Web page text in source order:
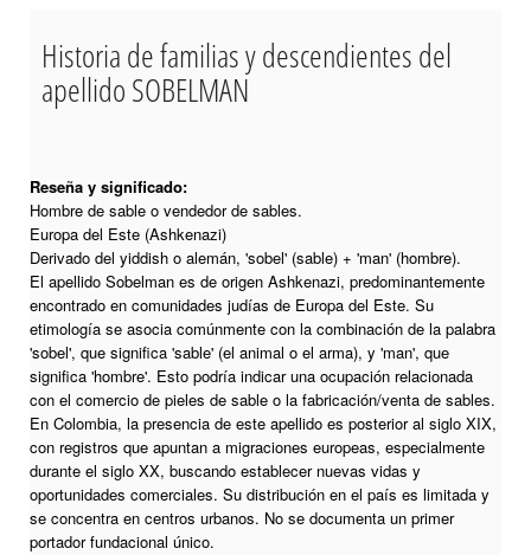
Historia de familias y descendientes del
apellido SOBELMAN
Reseña y significado:
Hombre de sable o vendedor de sables.
Europa del Este (Ashkenazi)
Derivado del yiddish o alemán, 'sobel' (sable) + 'man' (hombre).
El apellido Sobelman es de origen Ashkenazi, predominantemente
encontrado en comunidades judías de Europa del Este. Su
etimología se asocia comúnmente con la combinación de la palabra
'sobel', que significa 'sable' (el animal o el arma), y 'man', que
significa 'hombre'. Esto podría indicar una ocupación relacionada
con el comercio de pieles de sable o la fabricación/venta de sables.
En Colombia, la presencia de este apellido es posterior al siglo XIX,
con registros que apuntan a migraciones europeas, especialmente
durante el siglo XX, buscando establecer nuevas vidas y
oportunidades comerciales. Su distribución en el país es limitada y
se concentra en centros urbanos. No se documenta un primer
portador fundacional único.